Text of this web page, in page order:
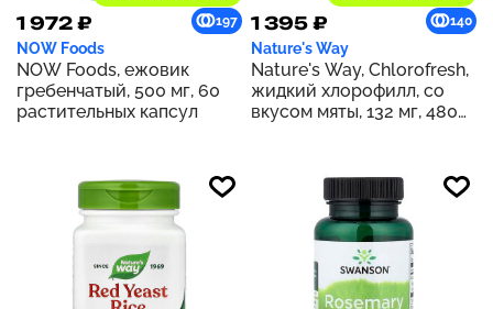
1 972 ₽ 197
NOW Foods
NOW Foods, ежовик
гребенчатый, 500 мг, 60
растительных капсул
1 395 ₽ 140
Nature's Way
Nature's Way, Chlorofresh,
жидкий хлорофилл, со
вкусом мяты, 132 мг, 480